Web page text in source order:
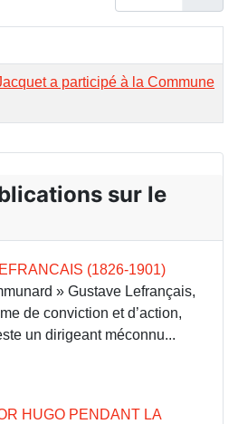
a participé à la Commune
sur le
(1826-1901)
» Gustave Lefrançais,
de conviction et d’action,
un dirigeant méconnu...
HUGO PENDANT LA